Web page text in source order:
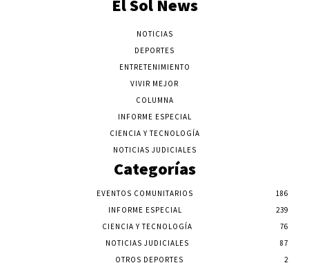
El Sol News
NOTICIAS
DEPORTES
ENTRETENIMIENTO
VIVIR MEJOR
COLUMNA
INFORME ESPECIAL
CIENCIA Y TECNOLOGÍA
NOTICIAS JUDICIALES
Categorías
EVENTOS COMUNITARIOS
186
INFORME ESPECIAL
239
CIENCIA Y TECNOLOGÍA
76
NOTICIAS JUDICIALES
87
OTROS DEPORTES
2